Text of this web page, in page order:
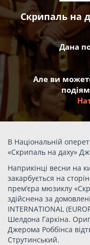
Скрипаль на
Дана
Але ви
В Національній
«Скрипаль на даху»
Наприкінці весни на
закарбується на
прем’єра мюзиклу
здійснена за
INTERNATIONAL
Шелдона Гаркіна.
Джерома Роббінса
Струтинський.